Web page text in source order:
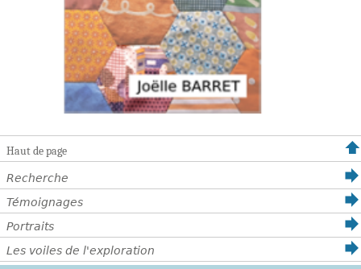
Haut de page
Recherche
Témoignages
Portraits
Les voiles de l'exploration